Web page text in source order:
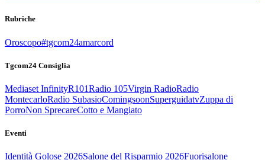
Rubriche
Oroscopo#tgcom24amarcord
Tgcom24 Consiglia
Mediaset InfinityR101Radio 105Virgin RadioRadio
MontecarloRadio SubasioComingsoonSuperguidatvZuppa di
PorroNon SprecareCotto e Mangiato
Eventi
Identità Golose 2026Salone del Risparmio 2026Fuorisalone